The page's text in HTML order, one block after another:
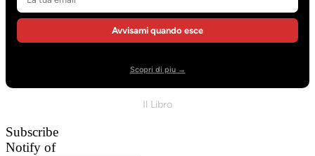
Avvisami quando esce
Scopri di piu →
Il Libro
Subscribe
Notify of